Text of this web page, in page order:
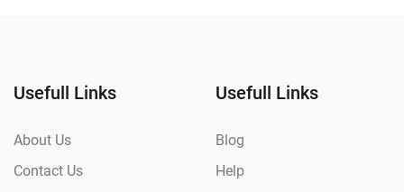
Usefull Links
About Us
Contact Us
Usefull Links
Blog
Help